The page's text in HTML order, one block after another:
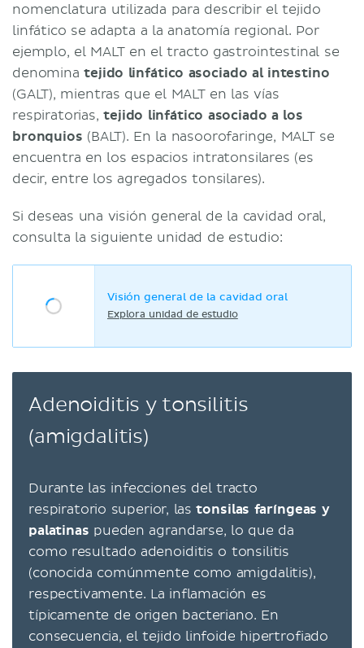
nomenclatura utilizada para describir el tejido
linfático se adapta a la anatomía regional. Por
ejemplo, el MALT en el tracto gastrointestinal se
denominatejido linfático asociado al intestino
(GALT), mientras que el MALT en las vías
respiratorias,tejido linfático asociado a los
bronquios (BALT). En la nasoorofaringe, MALT se
encuentra en los espacios intratonsilares (es
decir, entre los agregados tonsilares).
Si deseas una visión general de la cavidad oral,
consulta la siguiente unidad de estudio:
Visión general de la cavidad oral
Explora unidad de estudio
Adenoiditis y tonsilitis
(amigdalitis)
Durante las infecciones del tracto
respiratorio superior, lastonsilas faríngeas y
palatinas pueden agrandarse, lo que da
como resultado adenoiditis o tonsilitis
(conocida comúnmente como amigdalitis),
respectivamente. La inflamación es
típicamente de origen bacteriano. En
consecuencia, el tejido linfoide hipertrofiado